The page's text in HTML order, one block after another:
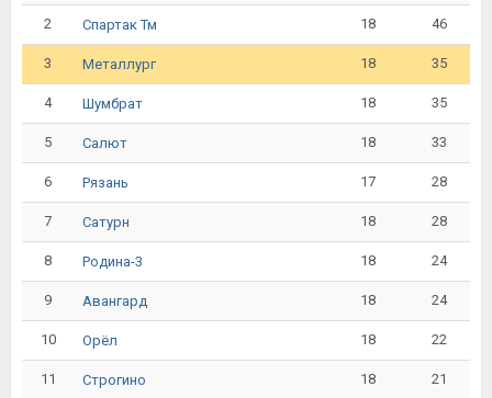
2 Спартак Тм 18 46
3 Металлург 18 35
4 Шумбрат 18 35
5 Салют 18 33
6 Рязань 17 28
7 Сатурн 18 28
8 Родина-3 18 24
9 Авангард 18 24
10 Орёл 18 22
11 Строгино 18 21